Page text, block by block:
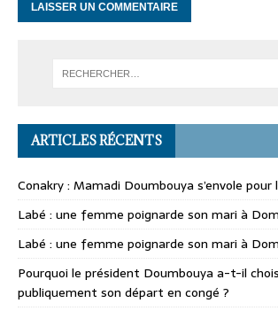
ARTICLES RÉCENTS
Conakry : Mamadi Doumbouya s’envole pour
Labé : une femme poignarde son mari à
Labé : une femme poignarde son mari à
Pourquoi le président Doumbouya a-t-il
publiquement son départ en congé ?